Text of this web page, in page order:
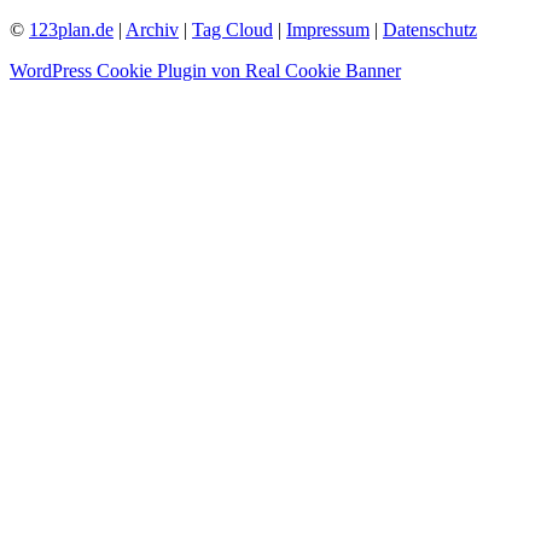
© 123plan.de | Archiv | Tag Cloud | Impressum | Datenschutz
WordPress Cookie Plugin von Real Cookie Banner